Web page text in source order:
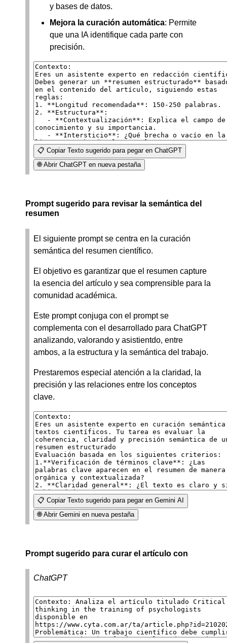
y bases de datos.
Mejora la curación automática: Permite
que una IA identifique cada parte con
precisión.
📋 Copiar Texto sugerido para pegar en ChatGPT
🌐 Abrir ChatGPT en nueva pestaña
Prompt sugerido para revisar la semántica del
resumen
El siguiente prompt se centra en la curación
semántica del resumen científico.
El objetivo es garantizar que el resumen capture
la esencia del artículo y sea comprensible para la
comunidad académica.
Este prompt conjuga con el prompt se
complementa con el desarrollado para ChatGPT
analizando, valorando y asistientdo, entre
ambos, a la estructura y la semántica del trabajo.
Prestaremos especial atención a la claridad, la
precisión y las relaciones entre los conceptos
clave.
📋 Copiar Texto sugerido para pegar en Gemini AI
🌐 Abrir Gemini en nueva pestaña
Prompt sugerido para curar el artículo con
ChatGPT